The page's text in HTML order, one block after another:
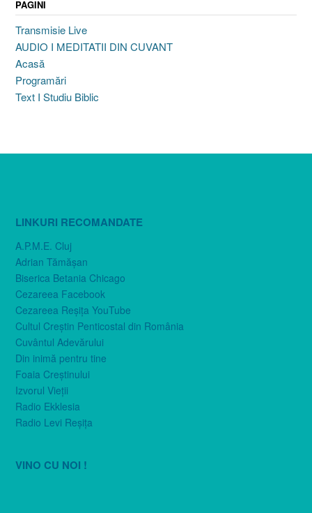
PAGINI
Transmisie Live
AUDIO I MEDITATII DIN CUVANT
Acasă
Programări
Text I Studiu Biblic
LINKURI RECOMANDATE
A.P.M.E. Cluj
Adrian Tămăşan
Biserica Betania Chicago
Cezareea Facebook
Cezareea Reşiţa YouTube
Cultul Creştin Penticostal din România
Cuvântul Adevărului
Din inimă pentru tine
Foaia Creştinului
Izvorul Vieţii
Radio Ekklesia
Radio Levi Reşiţa
VINO CU NOI !